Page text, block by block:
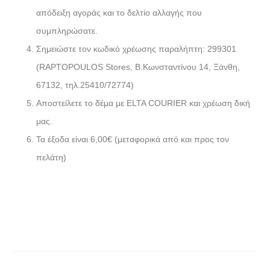
απόδειξη αγοράς και το δελτίο αλλαγής που
συμπληρώσατε.
Σημειώστε τον κωδικό χρέωσης παραλήπτη: 299301
(RAPTOPOULOS Stores, Β.Κωνσταντίνου 14, Ξάνθη,
67132, τηλ.25410/72774)
Αποστείλετε το δέμα με ELTA COURIER και χρέωση δική
μας.
Τα έξοδα είναι 6,00€ (μεταφορικά από και προς τον
πελάτη)